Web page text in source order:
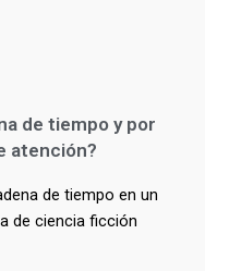
de tiempo y por
atención?
de tiempo en un
de ciencia ficción